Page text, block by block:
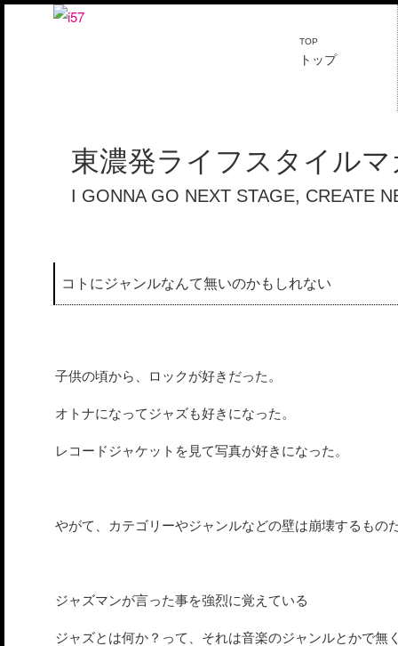
TOP
トップ
東濃発ライフスタイル
I GONNA GO NEXT STAGE, CREATE
コトにジャンルなんて無いのかもしれない
子供の頃から、ロックが好きだった。
オトナになってジャズも好きになった。
レコードジャケットを見て写真が好きになった。
やがて、カテゴリーやジャンルなどの壁は崩壊するもの
ジャズマンが言った事を強烈に覚えている
ジャズとは何か？って、それは音楽のジャンルとかで無